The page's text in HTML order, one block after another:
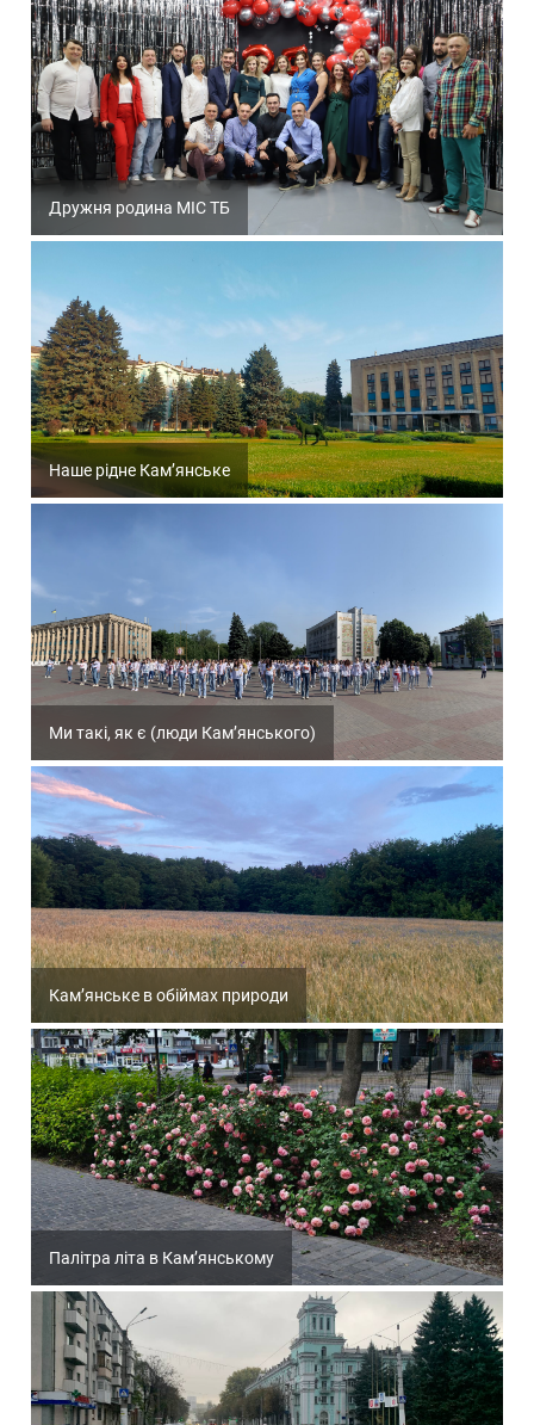
Дружня родина МІС ТБ
Наше рідне Кам’янське
Ми такі, як є (люди Кам’янського)
Кам’янське в обіймах природи
Палітра літа в Кам’янському